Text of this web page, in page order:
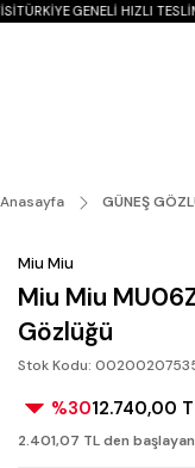
TÜRKIYE GENELI HIZLI
Anasayfa GÜNEŞ
Miu Miu
Miu Miu
Gözlüğü
Stok Kodu:
%3012.740,00
2.401,07 TL den